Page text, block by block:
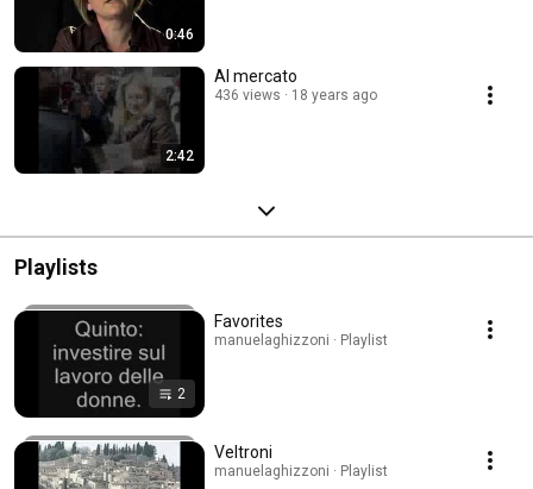
0:46
2:42
Al mercato
436 views 18 years ago
Playlists
2
Favorites
manuelaghizzoni · Playlist
Veltroni
manuelaghizzoni · Playlist